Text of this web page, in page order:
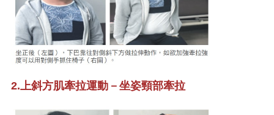
2.上斜方肌牽拉運動－坐姿頸部牽拉